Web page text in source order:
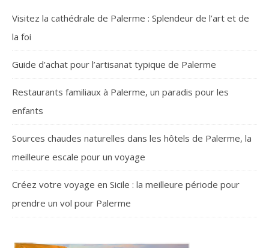
Visitez la cathédrale de Palerme : Splendeur de l’art et de
la foi
Guide d’achat pour l’artisanat typique de Palerme
Restaurants familiaux à Palerme, un paradis pour les
enfants
Sources chaudes naturelles dans les hôtels de Palerme, la
meilleure escale pour un voyage
Créez votre voyage en Sicile : la meilleure période pour
prendre un vol pour Palerme